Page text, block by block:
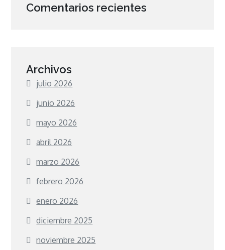
Comentarios recientes
Archivos
julio 2026
junio 2026
mayo 2026
abril 2026
marzo 2026
febrero 2026
enero 2026
diciembre 2025
noviembre 2025